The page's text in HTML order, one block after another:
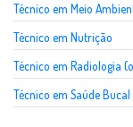
Técnico em Meio
Técnico em Nutrição
Técnico em Radiologia
Técnico em Saúde Bucal